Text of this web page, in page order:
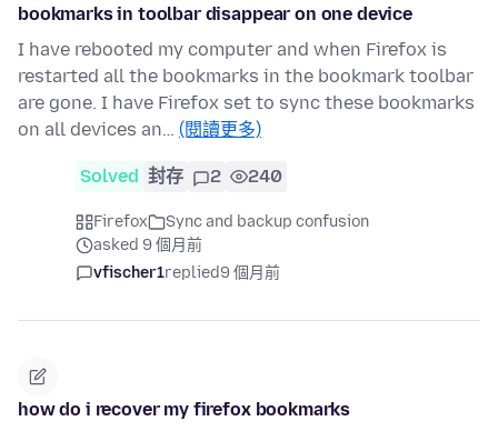
bookmarks in toolbar disappear on one device
I have rebooted my computer and when Firefox is
restarted all the bookmarks in the bookmark toolbar
are gone. I have Firefox set to sync these bookmarks
on all devices an… (閱讀更多)
Solved 封存 2 240
Firefox
Sync and backup confusion
asked 9 個月前
vfischer1replied9 個月前
how do i recover my firefox bookmarks